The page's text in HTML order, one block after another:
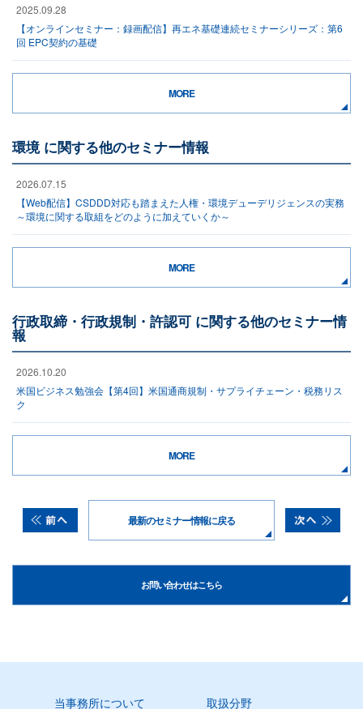
2025.09.28
【オンラインセミナー：録画配信】再エネ基礎連続セミナーシリーズ：第6
回 EPC契約の基礎
MORE
環境 に関する他のセミナー情報
2026.07.15
【Web配信】CSDDD対応も踏まえた人権・環境デューデリジェンスの実務
～環境に関する取組をどのように加えていくか～
MORE
行政取締・行政規制・許認可 に関する他のセミナー情
報
2026.10.20
米国ビジネス勉強会【第4回】米国通商規制・サプライチェーン・税務リス
ク
MORE
最新のセミナー情報に戻る
お問い合わせはこちら
当事務所について 取扱分野